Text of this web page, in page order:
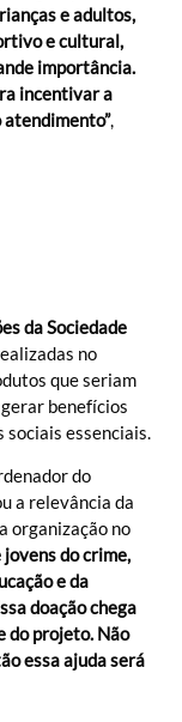
e adultos,
e cultural,
importância.
incentivar a
,
da Sociedade
no
que seriam
benefícios
essenciais.
do
a relevância da
organização no
do crime,
e da
doação chega
do projeto. Não
essa ajuda será